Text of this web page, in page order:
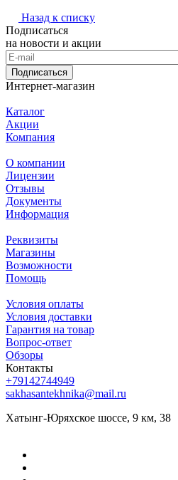
Назад к списку
Подписаться
на новости и акции
Подписаться
Интернет-магазин
Каталог
Акции
Компания
О компании
Лицензии
Отзывы
Документы
Информация
Реквизиты
Магазины
Возможности
Помощь
Условия оплаты
Условия доставки
Гарантия на товар
Вопрос-ответ
Обзоры
Контакты
+79142744949
sakhasantekhnika@mail.ru
Хатынг-Юряхское шоссе, 9 км, 38